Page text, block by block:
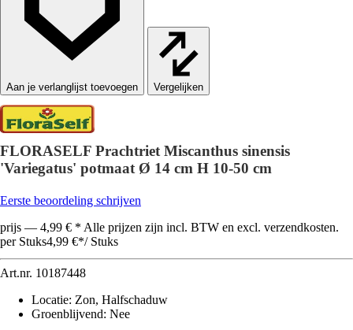
Vergelijken
FLORASELF Prachtriet Miscanthus sinensis
'Variegatus' potmaat Ø 14 cm H 10-50 cm
Eerste beoordeling schrijven
prijs — 4,99 € * Alle prijzen zijn incl. BTW en excl. verzendkosten.
per Stuks4,99 €*/ Stuks
Art.nr. 10187448
Locatie: Zon, Halfschaduw
Groenblijvend: Nee